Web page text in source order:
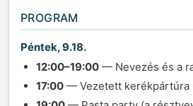
PROGRAM
Péntek, 9.18.
12:00–19:00 — Nevezés és a
17:00 — Vezetett kerékpártúra